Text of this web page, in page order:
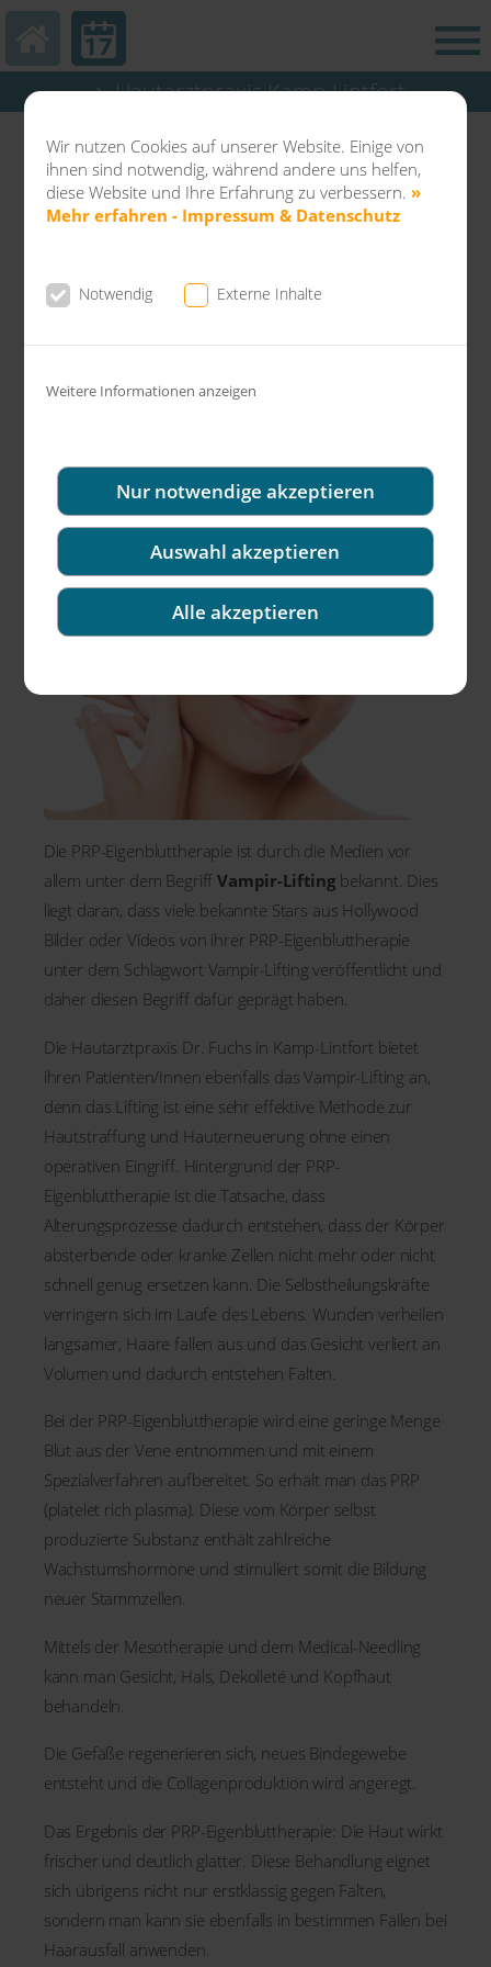
Wir nutzen Cookies auf unserer Website. Einige von
ihnen sind notwendig, während andere uns helfen,
diese Website und Ihre Erfahrung zu verbessern. »
Mehr erfahren - Impressum & Datenschutz
Notwendig Externe Inhalte
Weitere Informationen anzeigen
Nur notwendige akzeptieren
Auswahl akzeptieren
Alle akzeptieren
Hautarztpraxis Kamp-Lintfort
Dermatochirurgie Kamp-Lintfort
News aus der Gemeinschaftspraxis Dr.
und schonende Methode gegen
Alterserscheinungen der Haut.
Die PRP-Eigenbluttherapie ist durch die Medien vor
allem unter dem BegriffVampir-Lifting bekannt. Dies
liegt daran, dass viele bekannte Stars aus Hollywood
Bilder oder Videos von ihrer PRP-Eigenbluttherapie
unter dem Schlagwort Vampir-Lifting veröffentlicht und
daher diesen Begriff dafür geprägt haben.
Die Hautarztpraxis Dr. Fuchs in Kamp-Lintfort bietet
ihren Patienten/Innen ebenfalls das Vampir-Lifting an,
denn das Lifting ist eine sehr effektive Methode zur
Hautstraffung und Hauterneuerung ohne einen
operativen Eingriff. Hintergrund der PRP-
Eigenbluttherapie ist die Tatsache, dass
Alterungsprozesse dadurch entstehen, dass der Körper
absterbende oder kranke Zellen nicht mehr oder nicht
schnell genug ersetzen kann. Die Selbstheilungskräfte
verringern sich im Laufe des Lebens. Wunden verheilen
langsamer, Haare fallen aus und das Gesicht verliert an
Volumen und dadurch entstehen Falten.
Bei der PRP-Eigenbluttherapie wird eine geringe Menge
Blut aus der Vene entnommen und mit einem
Spezialverfahren aufbereitet. So erhält man das PRP
(platelet rich plasma). Diese vom Körper selbst
produzierte Substanz enthält zahlreiche
Wachstumshormone und stimuliert somit die Bildung
neuer Stammzellen.
Mittels der Mesotherapie und dem Medical-Needling
kann man Gesicht, Hals, Dekolleté und Kopfhaut
behandeln.
Die Gefäße regenerieren sich, neues Bindegewebe
entsteht und die Collagenproduktion wird angeregt.
Das Ergebnis der PRP-Eigenbluttherapie: Die Haut wirkt
frischer und deutlich glatter. Diese Behandlung eignet
sich übrigens nicht nur erstklassig gegen Falten,
sondern man kann sie ebenfalls in bestimmen Fällen bei
Haarausfall anwenden.